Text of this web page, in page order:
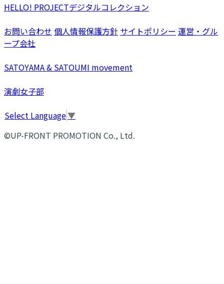
HELLO! PROJECTデジタルコレクション
お問い合わせ 個人情報保護方針 サイトポリシー 運営・グル
ープ会社
SATOYAMA & SATOUMI movement
演劇女子部
Select Language▼
©UP-FRONT PROMOTION Co., Ltd.